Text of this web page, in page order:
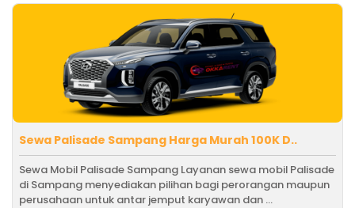
Sewa Palisade Sampang Harga Murah 100K D..
Sewa Mobil Palisade Sampang Layanan sewa mobil Palisade
di Sampang menyediakan pilihan bagi perorangan maupun
perusahaan untuk antar jemput karyawan dan ...